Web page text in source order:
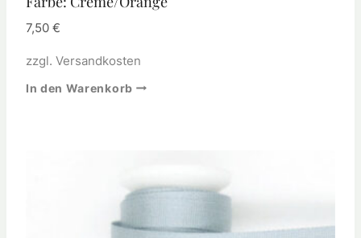
7,50 €
zzgl. Versandkosten
In den Warenkorb